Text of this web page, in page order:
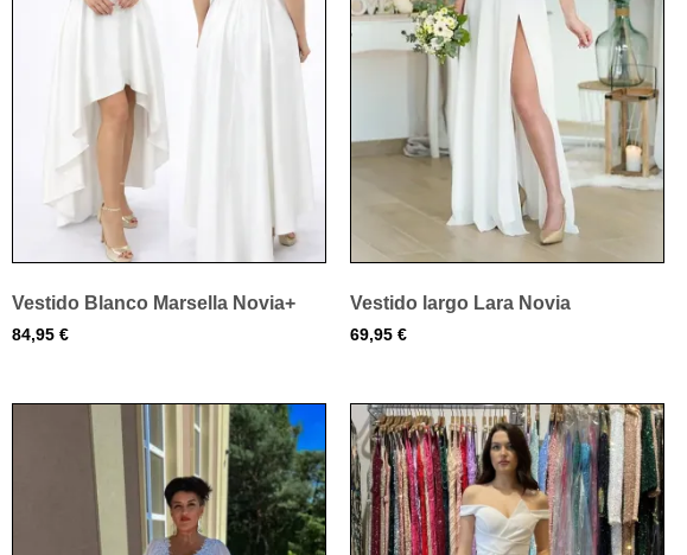
Vestido Blanco Marsella Novia+
84,95 €
Vestido largo Lara Novia
69,95 €